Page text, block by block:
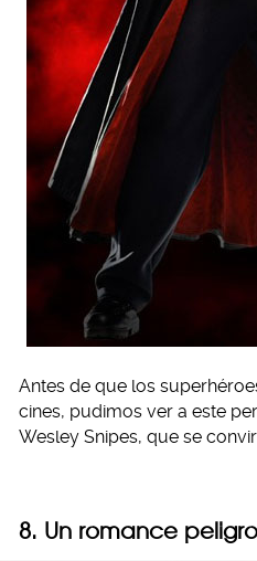
Antes de que los
cines, pudimos ver a este
Wesley Snipes, que se
8. Un romance